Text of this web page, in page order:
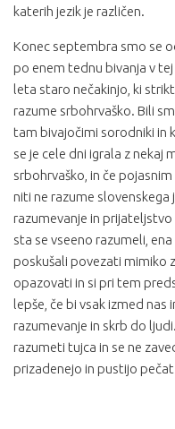
katerih jezik je različen.
Konec septembra smo se
po enem tednu bivanja v
leta staro nečakinjo, ki
razume srbohrvaško. Bili
tam bivajočimi sorodniki in
se je cele dni igrala z nekaj
srbohrvaško, in če
niti ne razume slovenskega
razumevanje in prijateljstvo
sta se vseeno razumeli,
poskušali povezati mimiko
opazovati in si pri tem
lepše, če bi vsak izmed
razumevanje in skrb do
razumeti tujca in se ne
prizadenejo in pustijo